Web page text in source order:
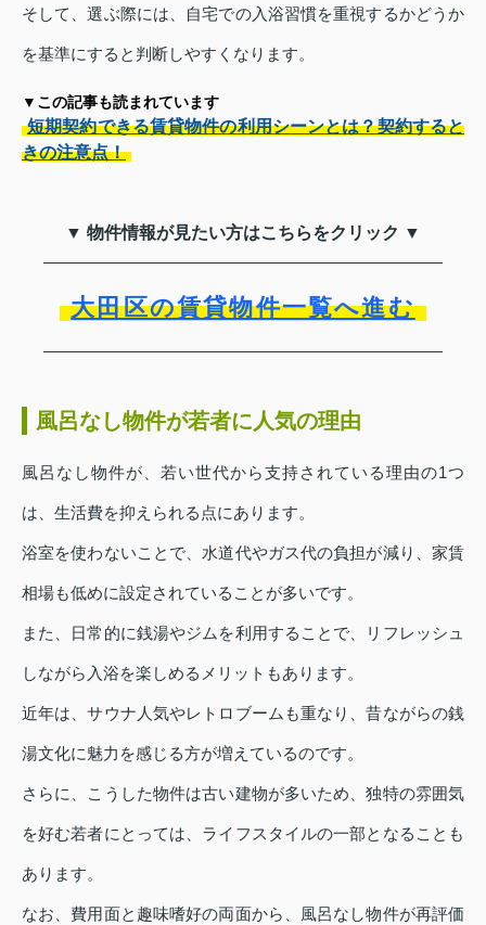
そして、選ぶ際には、自宅での入浴習慣を重視するかどうか
を基準にすると判断しやすくなります。
▼この記事も読まれています
短期契約できる賃貸物件の利用シーンとは？契約すると
きの注意点！
▼ 物件情報が見たい方はこちらをクリック ▼
大田区の賃貸物件一覧へ進む
風呂なし物件が若者に人気の理由
風呂なし物件が、若い世代から支持されている理由の1つ
は、生活費を抑えられる点にあります。
浴室を使わないことで、水道代やガス代の負担が減り、家賃
相場も低めに設定されていることが多いです。
また、日常的に銭湯やジムを利用することで、リフレッシュ
しながら入浴を楽しめるメリットもあります。
近年は、サウナ人気やレトロブームも重なり、昔ながらの銭
湯文化に魅力を感じる方が増えているのです。
さらに、こうした物件は古い建物が多いため、独特の雰囲気
を好む若者にとっては、ライフスタイルの一部となることも
あります。
なお、費用面と趣味嗜好の両面から、風呂なし物件が再評価